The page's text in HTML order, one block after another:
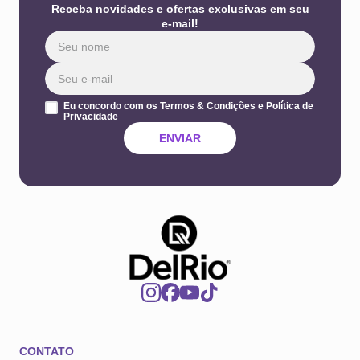
Receba novidades e ofertas exclusivas em seu
e-mail!
Eu concordo com os Termos & Condições e Política de
Privacidade
ENVIAR
CONTATO